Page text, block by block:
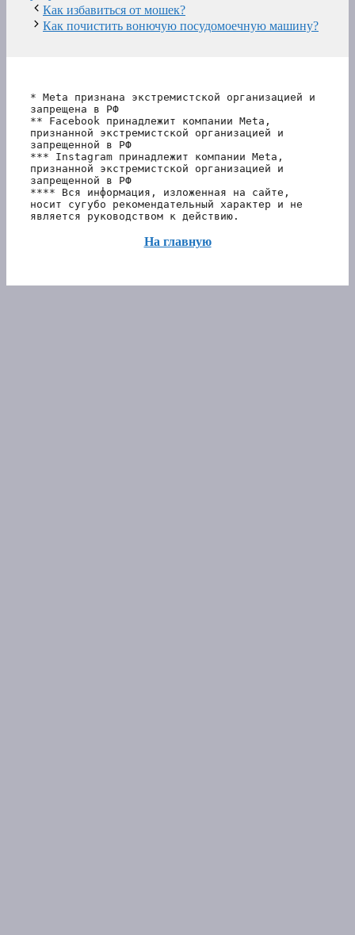
Как избавиться от мошек?
Как почистить вонючую посудомоечную машину?
* Meta признана экстремистской организацией и
запрещена в РФ
** Facebook принадлежит компании Meta,
признанной экстремистской организацией и
запрещенной в РФ
*** Instagram принадлежит компании Meta,
признанной экстремистской организацией и
запрещенной в РФ
**** Вся информация, изложенная на сайте,
носит сугубо рекомендательный характер и не
является руководством к действию.
На главную